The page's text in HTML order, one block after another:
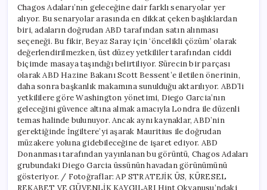
Chagos Adaları’nın geleceğine dair farklı senaryolar yer
alıyor. Bu senaryolar arasında en dikkat çeken başlıklardan
biri, adaların doğrudan ABD tarafından satın alınması
seçeneği. Bu fikir, Beyaz Saray için ‘öncelikli çözüm’ olarak
değerlendirilmezken, üst düzey yetkililer tarafından ciddi
biçimde masaya taşındığı belirtiliyor. Sürecin bir parçası
olarak ABD Hazine Bakanı Scott Bessent’e iletilen önerinin,
daha sonra başkanlık makamına sunulduğu aktarılıyor. ABD’li
yetkililere göre Washington yönetimi, Diego Garcia’nın
geleceğini güvence altına almak amacıyla Londra ile düzenli
temas halinde bulunuyor. Ancak aynı kaynaklar, ABD’nin
gerektiğinde İngiltere’yi aşarak Mauritius ile doğrudan
müzakere yoluna gidebileceğine de işaret ediyor. ABD
Donanması tarafından yayınlanan bu görüntü, Chagos Adaları
grubundaki Diego Garcia üssünün havadan görünümünü
gösteriyor. / Fotoğraflar: AP STRATEJİK ÜS, KÜRESEL
REKABET VE GÜVENLİK KAYGILARI Hint Okyanusu’ndaki